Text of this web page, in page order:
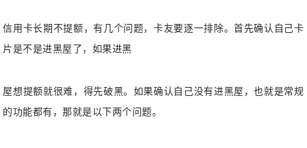
信用卡长期不提额，有几个问题，卡友要逐一排除。首先确认自己卡
片是不是进黑屋了，如果进黑
屋想提额就很难，得先破黑。如果确认自己没有进黑屋，也就是常规
的功能都有，那就是以下两个问题。